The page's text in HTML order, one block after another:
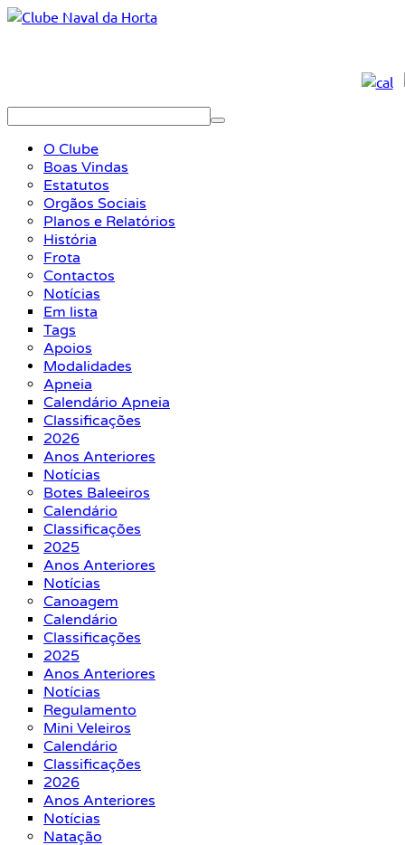
O Clube
Boas Vindas
Estatutos
Orgãos Sociais
Planos e Relatórios
História
Frota
Contactos
Notícias
Em lista
Tags
Apoios
Modalidades
Apneia
Calendário Apneia
Classificações
2026
Anos Anteriores
Notícias
Botes Baleeiros
Calendário
Classificações
2025
Anos Anteriores
Notícias
Canoagem
Calendário
Classificações
2025
Anos Anteriores
Notícias
Regulamento
Mini Veleiros
Calendário
Classificações
2026
Anos Anteriores
Notícias
Natação